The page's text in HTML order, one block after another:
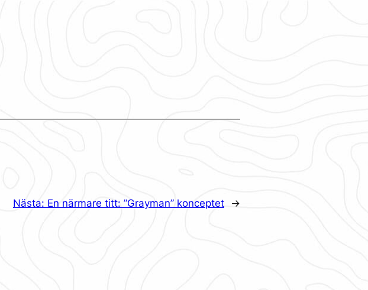
Nästa: En närmare titt: ”Grayman” konceptet →